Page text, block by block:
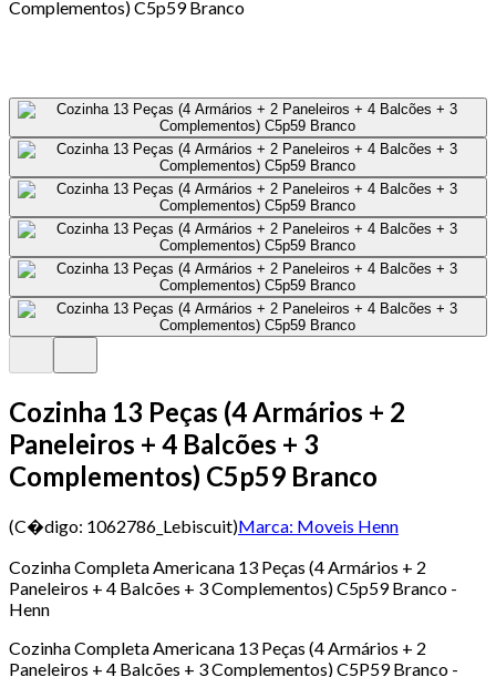
Cozinha 13 Peças (4 Armários + 2
Paneleiros + 4 Balcões + 3
Complementos) C5p59 Branco
(C�digo: 1062786_Lebiscuit)Marca: Moveis Henn
Cozinha Completa Americana 13 Peças (4 Armários + 2
Paneleiros + 4 Balcões + 3 Complementos) C5p59 Branco -
Henn
Cozinha Completa Americana 13 Peças (4 Armários + 2
Paneleiros + 4 Balcões + 3 Complementos) C5P59 Branco -